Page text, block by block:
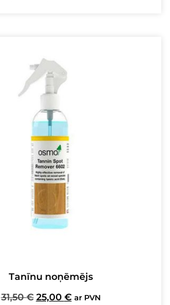
Tanīnu noņēmējs
31,50€ Original
25,00 €Current
ar PVN